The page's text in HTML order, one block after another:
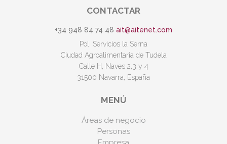
CONTACTAR
+34 948 84 74 48 ait@aitenet.com
Pol. Servicios la Serna
Ciudad Agroalimentaria de Tudela
Calle H, Naves 2,3 y 4
31500 Navarra, España
MENÚ
Áreas de negocio
Personas